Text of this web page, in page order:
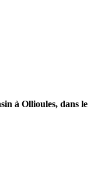
à Ollioules, dans le